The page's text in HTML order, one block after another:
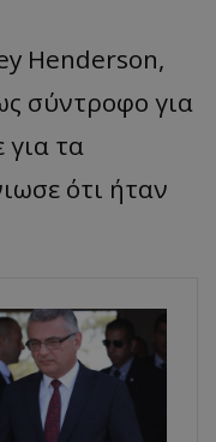
Henderson,
σύντροφο για
για τα
ότι ήταν